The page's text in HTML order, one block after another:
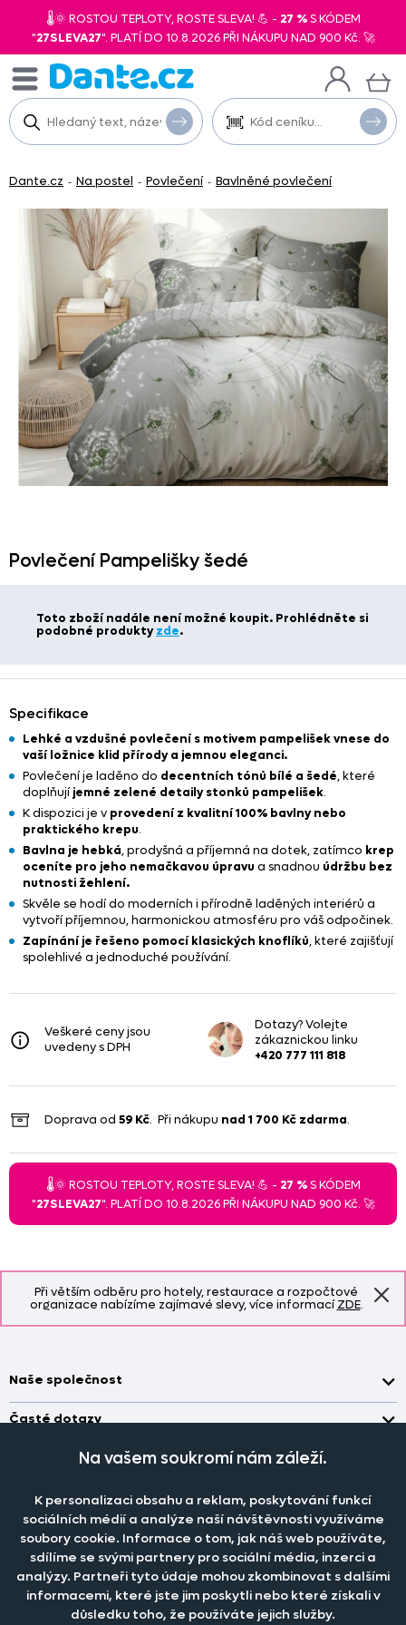
🌡️🌞 ROSTOU TEPLOTY, ROSTE SLEVA! 💪 - 27 %S KÓDEM
"27SLEVA27". PLATÍ DO 10.8.2026 PŘI NÁKUPU NAD 900 Kč. 🚀
Při větším odběru pro hotely, restaurace a rozpočtové
organizace nabízíme zajímavé slevy, více informacíZDE.
Dante.cz - Na postel - Povlečení - Bavlněné povlečení
Povlečení Pampelišky šedé
Toto zboží nadále není možné koupit. Prohlédněte si
podobné produktyzde.
Specifikace
Lehké a vzdušné povlečení s motivem pampelišek vnese do
vaší ložnice klid přírody a jemnou eleganci.
Povlečení je laděno do decentních tónů bílé a šedé, které
doplňujíjemné zelené detaily stonků pampelišek.
K dispozici je v provedení z kvalitní 100% bavlny nebo
praktického krepu.
Bavlna je hebká, prodyšná a příjemná na dotek, zatímco krep
oceníte pro jeho nemačkavou úpravu a snadnou údržbu bez
nutnosti žehlení.
Skvěle se hodí do moderních i přírodně laděných interiérů a
vytvoří příjemnou, harmonickou atmosféru pro váš odpočinek.
Zapínání je řešeno pomocí klasických knoflíků, které zajišťují
spolehlivé a jednoduché používání.
Veškeré ceny jsou
uvedeny s DPH
Dotazy? Volejte
zákaznickou linku
+420 777 111 818
Doprava od 59 Kč. Při nákupu nad 1 700 Kč zdarma.
🌡️🌞 ROSTOU TEPLOTY, ROSTE SLEVA! 💪 - 27 %S KÓDEM
"27SLEVA27". PLATÍ DO 10.8.2026 PŘI NÁKUPU NAD 900 Kč. 🚀
Staňte se členem klubu Dante.cz
Objevte slevy pro členy, získejte akční nabídky, novinky, tipy a
Naše společnost
Doprava a platba
Obchodní podmínky
Katalog zdarma
Časté dotazy
Jak prát záclony a závěsy?
Jak prát povlečení a prostěradla?
Informace o materiálech
Šití záclon a závěsů
PRODEJNÍ ODDĚLENÍ - TELEFONICKY
po-pá 7:30 - 16:00
Tel.:777 111 818
e-mail:dotazy@dante.cz
reklamace:reklamace@dante.cz
Na vašem soukromí nám záleží.
K personalizaci obsahu a reklam, poskytování funkcí
sociálních médií a analýze naší návštěvnosti využíváme
soubory cookie. Informace o tom, jak náš web používáte,
sdílíme se svými partnery pro sociální média, inzerci a
analýzy. Partneři tyto údaje mohou zkombinovat s dalšími
informacemi, které jste jim poskytli nebo které získali v
důsledku toho, že používáte jejich služby.